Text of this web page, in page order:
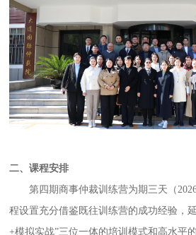
二、课程安排
第四期商事仲裁训练营为期三天（
程设置充分借鉴既往训练营的成功经验，
+模拟实战”三位一体的培训模式和高水平